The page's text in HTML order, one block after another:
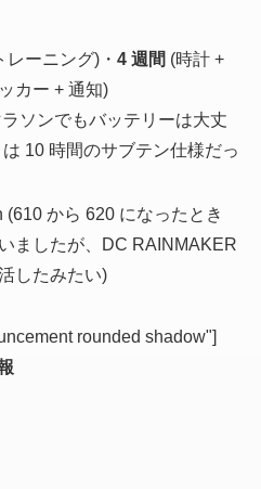
レーニング)・4 週間 (時計 +
カー + 通知)
ソンでもバッテリーは大丈
10 時間のサブテン仕様だっ
(610 から 620 になったとき
ましたが、DC RAINMAKER
したみたい)
rounded shadow"]